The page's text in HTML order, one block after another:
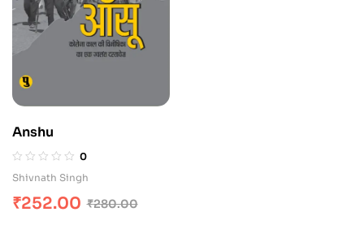
Anshu
0
Shivnath Singh
₹280.00
₹252.00